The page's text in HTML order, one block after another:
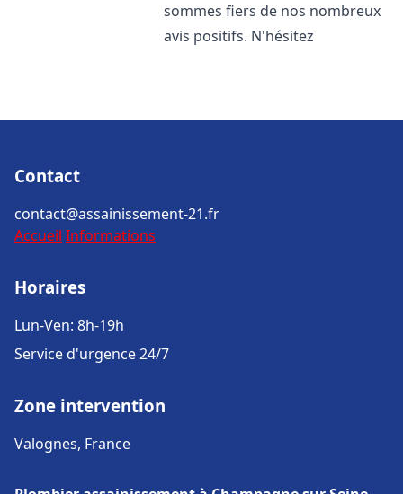
sommes fiers de nos nombreux
avis positifs. N'hésitez
Contact
contact@assainissement-21.fr
Accueil Informations
Horaires
Lun-Ven: 8h-19h
Service d'urgence 24/7
Zone intervention
Valognes, France